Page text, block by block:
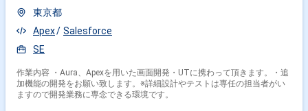
東京都
Apex
Salesforce
SE
作業内容 ・Aura、Apexを用いた画面開発・UTに携わって頂きます。・追
加機能の開発をお願い致します。※詳細設計やテストは専任の担当者がい
ますので開発業務に専念できる環境です。